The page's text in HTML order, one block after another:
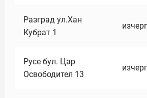
Разград ул.Хан
Кубрат 1
Русе бул. Цар
Освободител 13